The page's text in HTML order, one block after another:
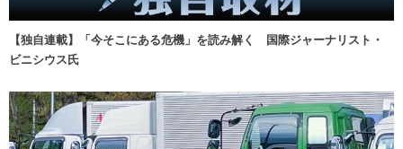
【独自連載】「今そこにある危機」を読み解く 国際ジャーナリスト・
ビニシウス氏